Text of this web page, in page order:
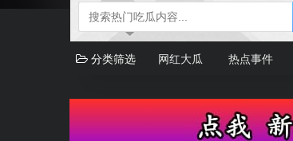
分类筛选 网红大瓜 热点事件